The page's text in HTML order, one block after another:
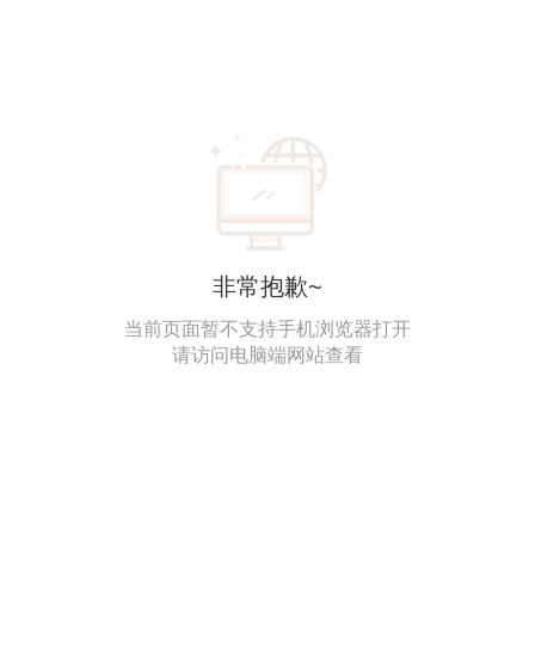
非常抱歉~
当前页面暂不支持手机浏览器打开
请访问电脑端网站查看